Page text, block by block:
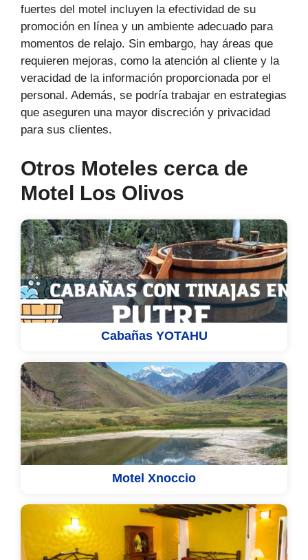
fuertes del motel incluyen la efectividad de su
promoción en línea y un ambiente adecuado para
momentos de relajo. Sin embargo, hay áreas que
requieren mejoras, como la atención al cliente y la
veracidad de la información proporcionada por el
personal. Además, se podría trabajar en estrategias
que aseguren una mayor discreción y privacidad
para sus clientes.
Otros Moteles cerca de
Motel Los Olivos
Cabañas YOTAHU
Motel Xnoccio